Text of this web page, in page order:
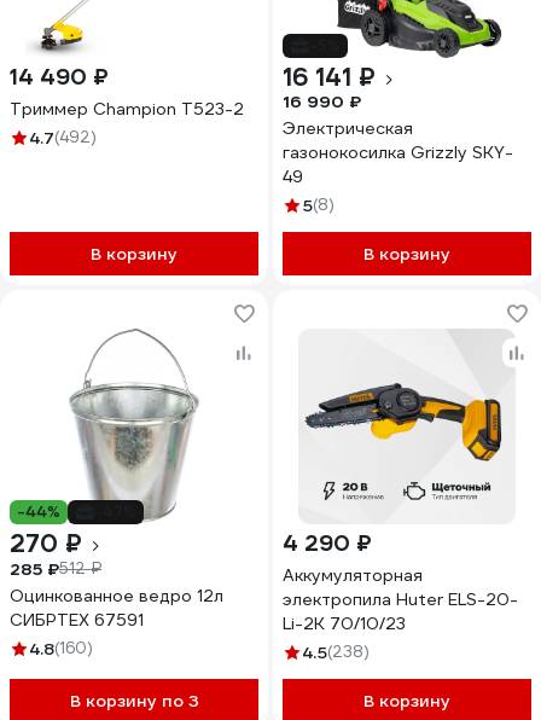
14 490 ₽
Триммер Champion Т523-2
4.7(492)
В корзину
16 141 ₽
16 990 ₽
Электрическая
газонокосилка Grizzly SKY-
49
5(8)
В корзину
-44%
270 ₽
285 ₽512 ₽
Оцинкованное ведро 12л
СИБРТЕХ 67591
4.8(160)
В корзину по 3
4 290 ₽
Аккумуляторная
электропила Huter ELS-20-
Li-2К 70/10/23
4.5(238)
В корзину